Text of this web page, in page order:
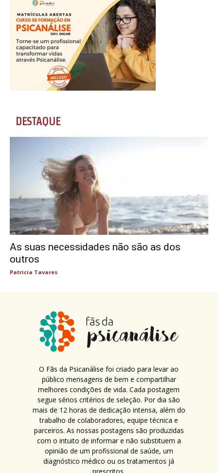
DESTAQUE
As suas necessidades não são as dos
outros
Patricia Tavares
O Fãs da Psicanálise foi criado para levar ao
público mensagens de bem e compartilhar
melhores condições de vida. Cada postagem
segue sérios critérios de seleção. Por dia são
mais de 12 horas de dedicação intensa, além do
trabalho de colaboradores, equipe técnica e
parceiros. As nossas postagens são produzidas
com o intuito de informar e não substituem a
opinião de um profissional de saúde, um
diagnóstico médico ou os tratamentos já
prescritos.